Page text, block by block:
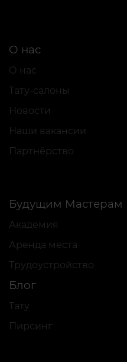
О нас
О нас
Тату-салоны
Новости
Наши вакансии
Партнёрство
Будущим Мастерам
Академия
Аренда места
Трудоустройство
Блог
Тату
Пирсинг